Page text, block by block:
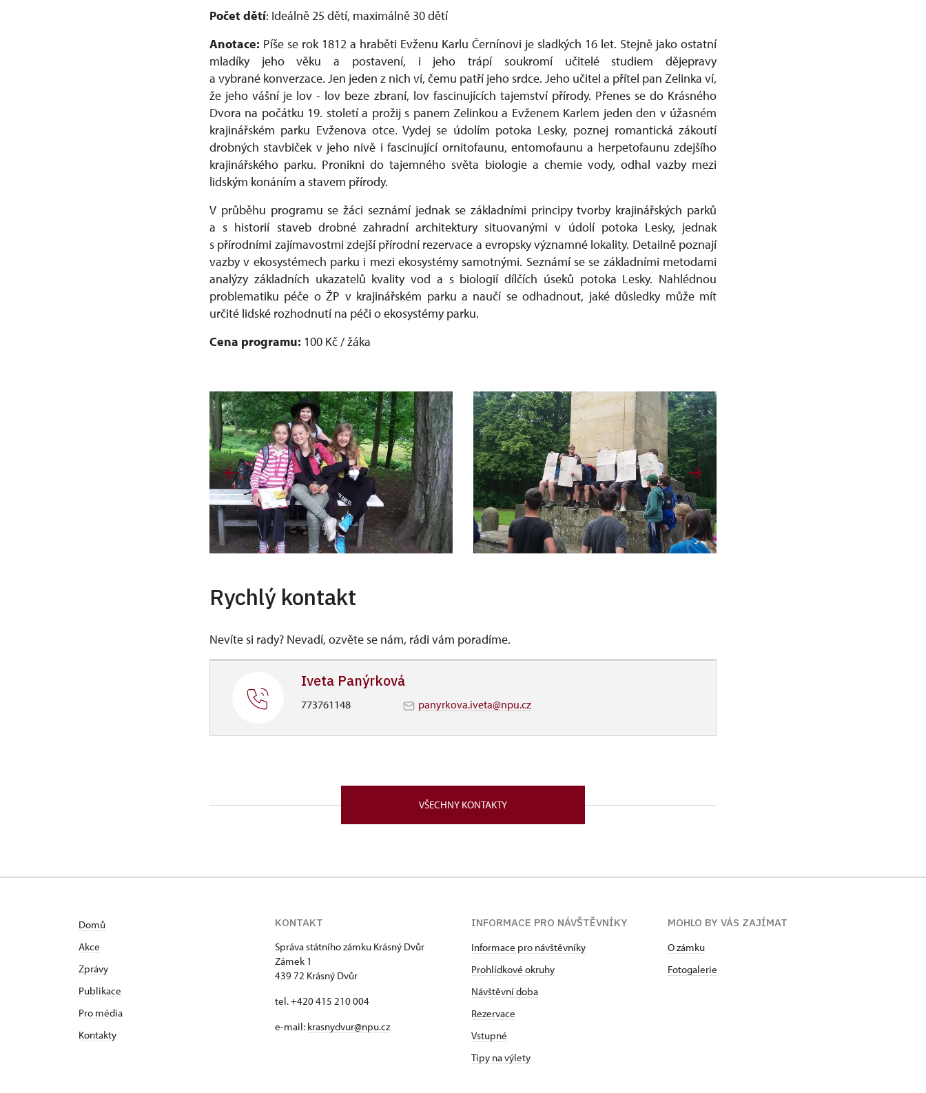
Počet dětí: Ideálně 25 dětí, maximálně 30 dětí
Anotace: Píše se rok 1812 a hraběti Evženu Karlu Černínovi je sladkých 16 let. Stejně jako ostatní
mladíky jeho věku a postavení, i jeho trápí soukromí učitelé studiem dějepravy
a vybrané konverzace. Jen jeden z nich ví, čemu patří jeho srdce. Jeho učitel a přítel pan Zelinka ví,
že jeho vášní je lov - lov beze zbraní, lov fascinujících tajemství přírody. Přenes se do Krásného
Dvora na počátku 19. století a prožij s panem Zelinkou a Evženem Karlem jeden den v úžasném
krajinářském parku Evženova otce. Vydej se údolím potoka Lesky, poznej romantická zákoutí
drobných stavbiček v jeho nivě i fascinující ornitofaunu, entomofaunu a herpetofaunu zdejšího
krajinářského parku. Pronikni do tajemného světa biologie a chemie vody, odhal vazby mezi
lidským konáním a stavem přírody.
V průběhu programu se žáci seznámí jednak se základními principy tvorby krajinářských parků
a s historií staveb drobné zahradní architektury situovanými v údolí potoka Lesky, jednak
s přírodními zajímavostmi zdejší přírodní rezervace a evropsky významné lokality. Detailně poznají
vazby v ekosystémech parku i mezi ekosystémy samotnými. Seznámí se se základními metodami
analýzy základních ukazatelů kvality vod a s biologií dílčích úseků potoka Lesky. Nahlédnou
problematiku péče o ŽP v krajinářském parku a naučí se odhadnout, jaké důsledky může mít
určité lidské rozhodnutí na péči o ekosystémy parku.
Cena programu: 100 Kč / žáka
Rychlý kontakt
Nevíte si rady? Nevadí, ozvěte se nám, rádi vám poradíme.
Iveta Panýrková
773761148 panyrkova.iveta@npu.cz
VŠECHNY KONTAKTY
Domů
Akce
Zprávy
Publikace
Pro média
Kontakty
KONTAKT
Správa státního zámku Krásný Dvůr
Zámek 1
439 72 Krásný Dvůr
tel. +420 415 210 004
e-mail: krasnydvur@npu.cz
INFORMACE PRO NÁVŠTĚVNÍKY
Informace pro návštěvníky
Prohlídkové okruhy
Návštěvní doba
Rezervace
Vstupné
Tipy na výlety
MOHLO BY VÁS ZAJÍMAT
O zámku
Fotogalerie